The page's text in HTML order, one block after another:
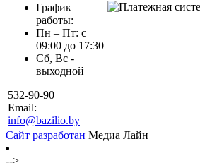
График
работы:
Пн – Пт: с
09:00 до 17:30
Сб, Вс -
выходной
532-90-90
Email:
info@bazilio.by
Сайт разработан Медиа Лайн
-->